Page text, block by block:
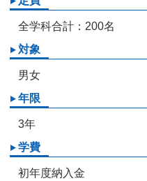
全学科合計：200名
対象
男女
年限
3年
学費
初年度納入金